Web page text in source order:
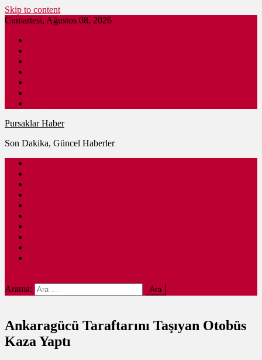
Skip to content
Cumartesi, Ağustos 08, 2026
Pursaklar Haber
Son Dakika, Güncel Haberler
Arama:
Ankaragücü Taraftarını Taşıyan Otobüs
Kaza Yaptı